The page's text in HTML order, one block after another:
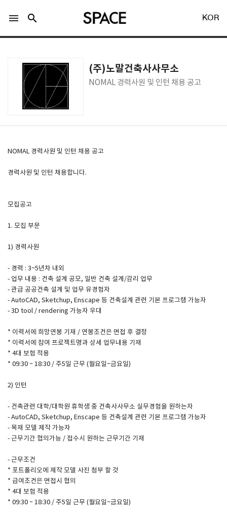
LOGIN
Facebook 로그인
공지사항
기사문의
광고문의
Contact
menu search KOR
(주)노말건축사사무소
NOMAL 경력사원 및 인턴 채용 공고
NOMAL 경력사원 및 인턴 채용 공고
경력사원 및 인턴 채용합니다.
모집공고
1. 모집 부문
1) 경력사원
- 경력 : 3~5년차 내외
- 업무 내용 : 건축 설계 공모, 일반 건축 설계/감리 업무
- 관급 공공건축 설계 및 업무 유경험자
- AutoCAD, Sketchup, Enscape 등 건축설계 관련 기본 프로그램 가능자
- 3D tool / rendering 가능자 우대
* 이력서에 희망연봉 기재 / 연봉조건은 면접 후 결정
* 이력서에 참여 프로젝트명과 상세 업무내용 기재
* 4대 보험 적용
* 09:30 ~ 18:30 / 주5일 근무 (월요일~금요일)
2) 인턴
- 건축관련 대학/대학원 휴학생 중 건축사사무소 실무경험을 원하는자
- AutoCAD, Sketchup, Enscape 등 건축설계 관련 기본 프로그램 가능자
- 목재 모델 제작 가능자
- 근무기간 협의가능 / 접수시 원하는 근무기간 기재
- 근무조건
* 포트폴리오에 제작 모델 사진 첨부 할 것
* 급여조건은 면접시 협의
* 4대 보험 적용
* 09:30 ~ 18:30 / 주5일 근무 (월요일~금요일)